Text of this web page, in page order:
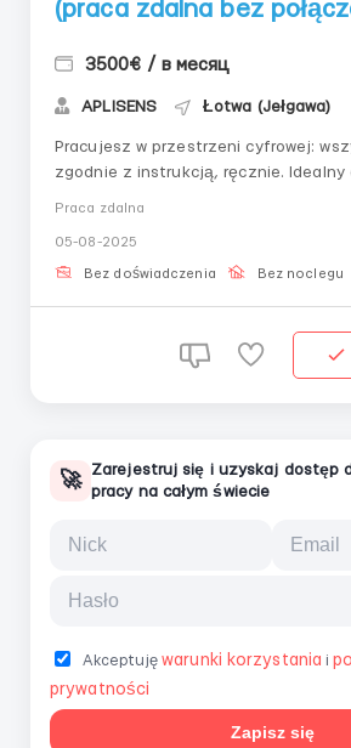
(praca zdalna bez
3500€ / в месяц
APLISENS Łotwa (Jełgawa)
Pracujesz w przestrzeni cyfrowej:
zgodnie z instrukcją, ręcznie.
Twoje obowiązki:– Podłączenie do
klucza– Praca z interfejsem k...
Praca zdalna
05-08-2025
Bez doświadczenia Bez noclegu
🚀
Zarejestruj się i uzyskaj dostęp
pracy na całym świecie
Akceptujęwarunki korzystania i
prywatności
Zapisz się